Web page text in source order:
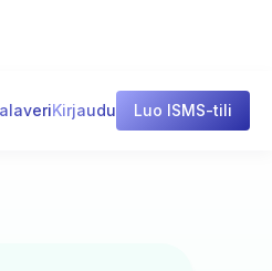
Kirjaudu Luo ISMS-tili